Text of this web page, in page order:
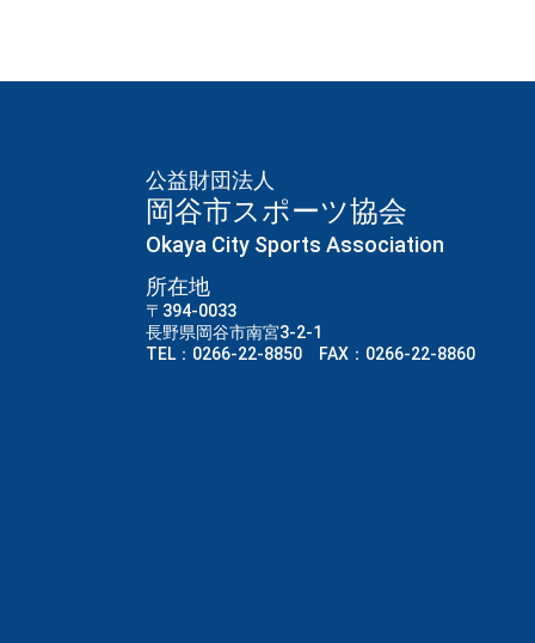
公益財団法人
岡谷市スポーツ協会
Okaya City Sports Association
所在地
〒394-0033
長野県岡谷市南宮3-2-1
TEL：0266-22-8850 FAX：0266-22-8860